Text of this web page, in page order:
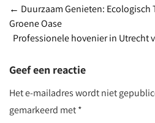
Berichtnavigatie
← Duurzaam Genieten:
Groene Oase
Professionele hovenier in Utrecht
Geef een reactie
Het e-mailadres wordt niet
gemarkeerd met*